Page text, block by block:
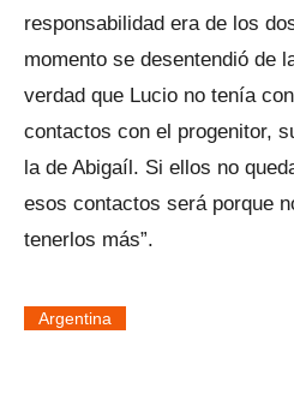
responsabilidad era de los
momento se desentendió de
verdad que Lucio no tenía
contactos con el progenitor,
la de Abigaíl. Si ellos no
esos contactos será porque
tenerlos más”.
Argentina